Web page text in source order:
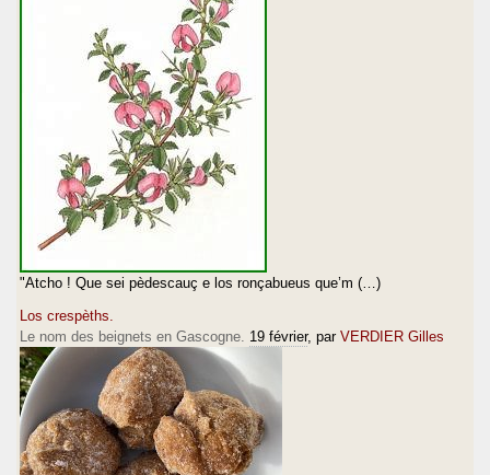
"Atcho ! Que sei pèdescauç e los ronçabueus que’m (…)
Los crespèths.
Le nom des beignets en Gascogne. 19 février, par VERDIER Gilles